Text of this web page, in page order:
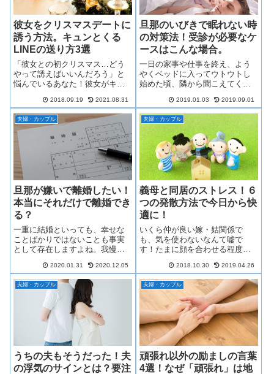
彼女をクリスマスデートに
誘う方法。キュンとくる
LINEの送り方3選
「彼女との初クリスマス…どう
やって誘えばいいんだろう」と
悩んでいるあなた！彼女がキュ
ら、デートスポットに最適なレ
ストランの選び方まで、参考に
なること間違いなしの方法をご
紹介します。
2018.09.19 2021.08.31
旦那のいびきで眠れない時
の対策法！受診が必要なケ
ースはこんな場合。
一日の家事や仕事を終え、よう
やくベッドに入ってウトウトし
始めた頃、隣から聞こえてくる
くて眠れない！」なんて経験を
したことはありませんか？そこ
で今回は、いびき対策として効
果的な方法をいくつか集めまし
た！いびきの原因や、危険な病
気に繋がるケースについてもあ
わせてご紹介します。
2019.01.03 2019.09.01
夫婦・カップル
旦那が嫌いで離婚したい！
本当にそれだけで離婚でき
る？
一重に結婚といっても、幸せな
ことばかりではないことも事実
として存在しますよね。我慢が
えるものが「離婚」ですよね。
ですが、ただ単に「旦那が嫌
い。」という理由だけで離婚は
成立するのでしょうか。
2020.01.31 2020.12.05
夫婦・カップル
義母と同居のストレス！６
つの発散方法で今日から快
適に！
いくら仲が良い嫁・姑関係で
も、気を使わないなんて嘘で
す！たまに顔を合わせる程度な
となるとどうしてもストレスが
溜まってしまいますよね…そこ
で、義母との同居で抱えるスト
レスを上手に発散する方法をご
紹介します！
2018.10.30 2019.04.26
夫婦・カップル
うちの夫もそうだった！夫
の浮気のサインとは？要注
夫婦・カップル
頑張れ以外の励ましの言葉
4選！なぜ「頑張れ」は地